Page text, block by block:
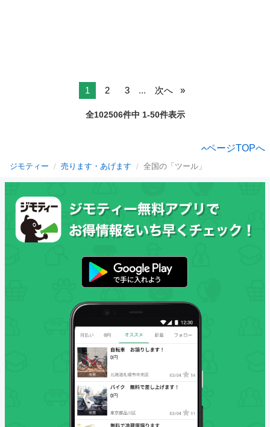
1 2 3 ... 次へ
全102506件中 1-50件表示
ページTOPへ
ジモティー 売ります・あげます 全国の「ツール」